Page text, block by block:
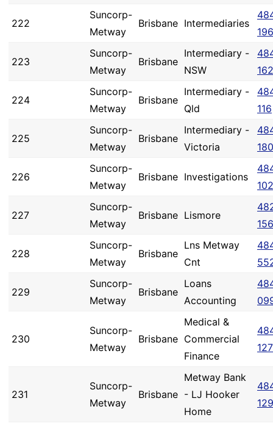
222
Suncorp-
Metway
Brisbane Intermediaries
196
223
Suncorp-
Metway
Brisbane
Intermediary -
NSW
162
224
Suncorp-
Metway
Brisbane
Intermediary -
Qld
116
225
Suncorp-
Metway
Brisbane
Intermediary -
Victoria
180
226
Suncorp-
Metway
Brisbane Investigations
102
227
Suncorp-
Metway
Brisbane Lismore
156
228
Suncorp-
Metway
Brisbane
Lns Metway
Cnt
229
Suncorp-
Metway
Brisbane
Loans
Accounting
230
Suncorp-
Metway
Brisbane
Medical &
Commercial
Finance
127
231
Suncorp-
Metway
Brisbane
Metway Bank
- LJ Hooker
Home
129